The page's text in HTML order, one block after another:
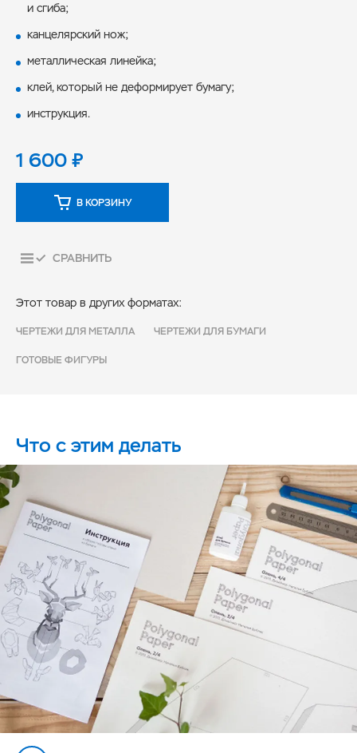
и сгиба;
канцелярский нож;
металлическая линейка;
клей, который не деформирует бумагу;
инструкция.
1 600₽
В КОРЗИНУ
СРАВНИТЬ
Этот товар в других форматах:
ЧЕРТЕЖИ ДЛЯ МЕТАЛЛА ЧЕРТЕЖИ ДЛЯ БУМАГИ
ГОТОВЫЕ ФИГУРЫ
Что с этим делать